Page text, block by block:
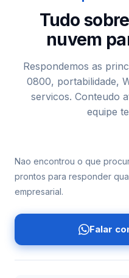
Tudo
nuvem
Respondemos as
0800, portabilidade,
servicos. Conteudo
equipe
Nao encontrou o que
prontos para responder
empresarial.
Falar